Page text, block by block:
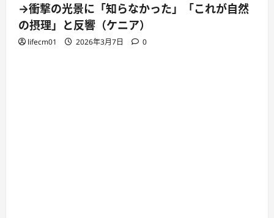
→衝撃の光景に「知らなかった」「これが自然
の摂理」と反響（ケニア）
lifecm01 2026年3月7日 0